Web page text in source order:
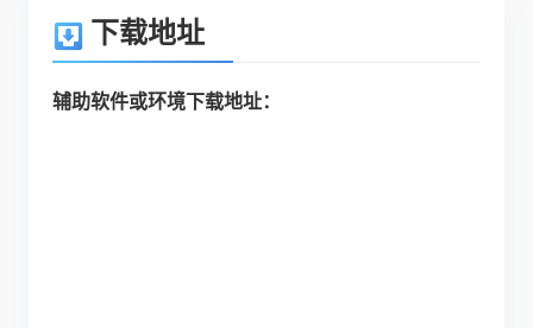
下载地址
辅助软件或环境下载地址：